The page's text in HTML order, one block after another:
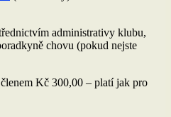
administrativy klubu,
chovu (pokud nejste
Kč 300,00 – platí jak pro